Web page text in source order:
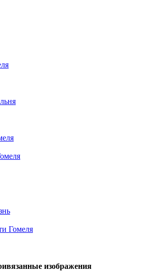
Гомеля
изображения